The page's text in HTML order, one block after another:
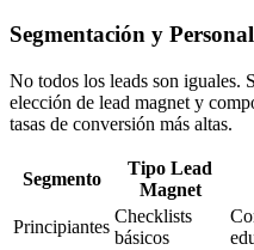
Segmentación y
No todos los leads son iguales.
elección de lead magnet y
tasas de conversión más altas.
Segmento
Tipo Lead
Magnet
Principiantes
Checklists
básicos